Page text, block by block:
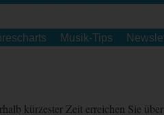
Musik-Tips
kürzester Zeit erreichen Sie